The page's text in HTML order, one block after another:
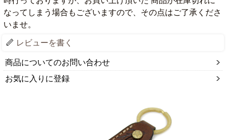
なってしまう場合もございますので、その点はご了承くださ
いませ。
レビューを書く
商品についてのお問い合わせ
お気に入りに登録